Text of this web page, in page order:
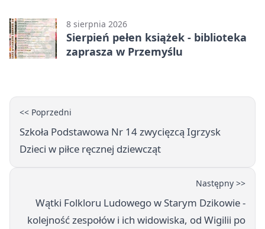
8 sierpnia 2026
Sierpień pełen książek - biblioteka
zaprasza w Przemyślu
<< Poprzedni
Szkoła Podstawowa Nr 14 zwycięzcą Igrzysk
Dzieci w piłce ręcznej dziewcząt
Następny >>
Wątki Folkloru Ludowego w Starym Dzikowie -
kolejność zespołów i ich widowiska, od Wigilii po